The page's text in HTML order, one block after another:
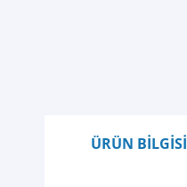
ÜRÜN BİLGİSİ